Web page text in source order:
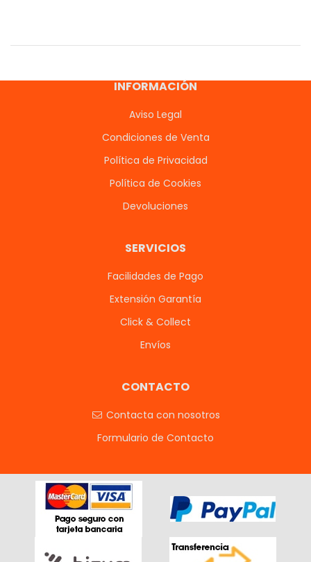
INFORMACIÓN
Aviso Legal
Condiciones de Venta
Política de Privacidad
Política de Cookies
Devoluciones
SERVICIOS
Facilidades de Pago
Extensión Garantía
Click & Collect
Envíos
CONTACTO
Contacta con nosotros
Formulario de Contacto